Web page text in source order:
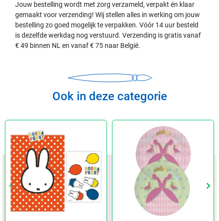
Vorige
keyboard_arrow_left keyboard_arrow_right
Jouw bestelling wordt met zorg verzameld, verpakt én klaar
gemaakt voor verzending! Wij stellen alles in werking om jouw
bestelling zo goed mogelijk te verpakken. Vóór 14 uur besteld
is dezelfde werkdag nog verstuurd. Verzending is gratis vanaf
€ 49 binnen NL en vanaf € 75 naar België.
Ook in deze categorie
Vorige
keyboard_arrow_left keyboard_arrow_right